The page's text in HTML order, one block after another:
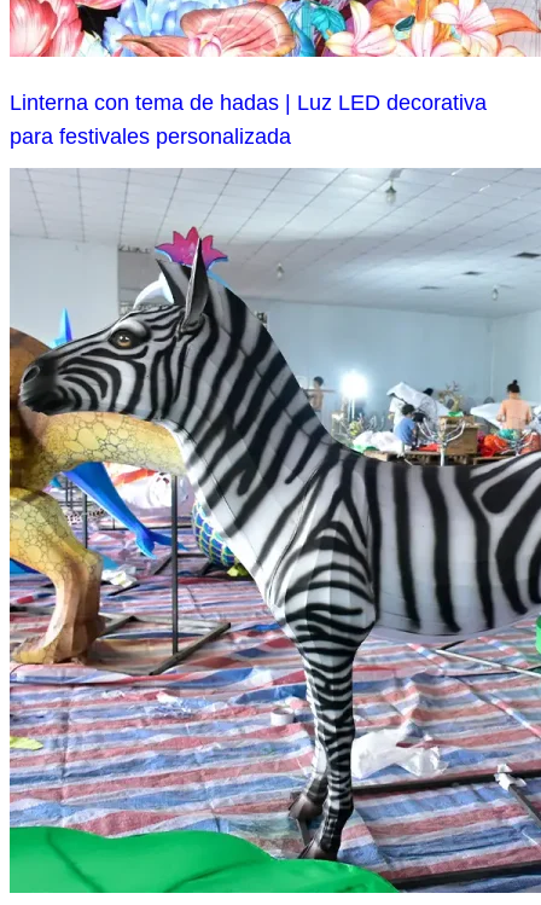
Linterna con tema de hadas | Luz LED decorativa
para festivales personalizada